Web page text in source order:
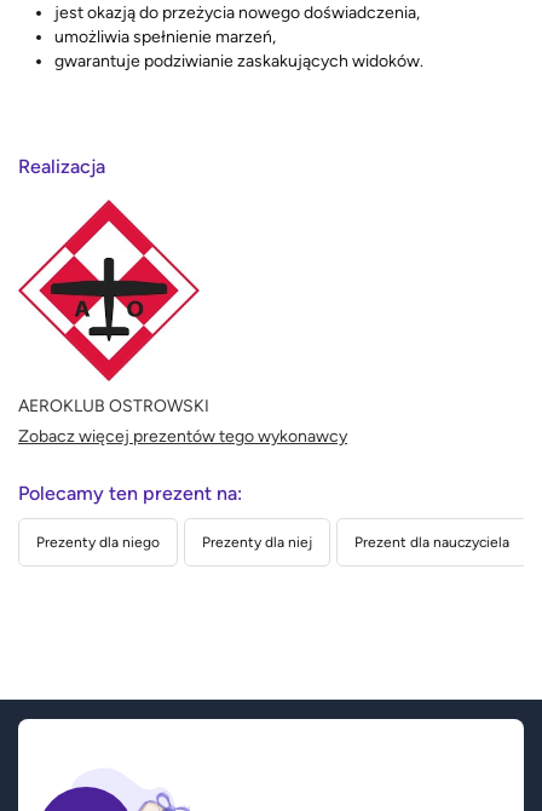
jest okazją do przeżycia nowego doświadczenia,
umożliwia spełnienie marzeń,
gwarantuje podziwianie zaskakujących widoków.
Realizacja
AEROKLUB OSTROWSKI
Zobacz więcej prezentów tego wykonawcy
Polecamy ten prezent na:
Prezenty dla niego Prezenty dla niej Prezent dla nauczyciela